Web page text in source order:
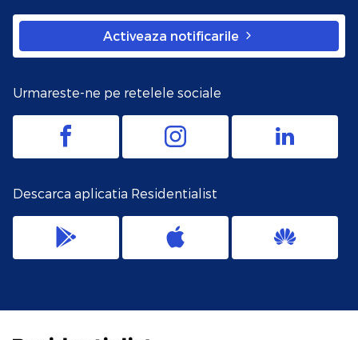
Activeaza notificarile
Urmareste-ne pe retelele sociale
Descarca aplicatia Residentialist